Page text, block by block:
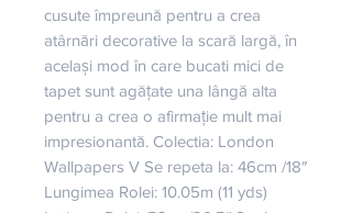
cusute împreună pentru a crea
atârnări decorative la scară largă, în
același mod în care bucati mici de
tapet sunt agățate una lângă alta
pentru a crea o afirmație mult mai
impresionantă. Colectia: London
Wallpapers V Se repeta la: 46cm /18″
Lungimea Rolei: 10.05m (11 yds)